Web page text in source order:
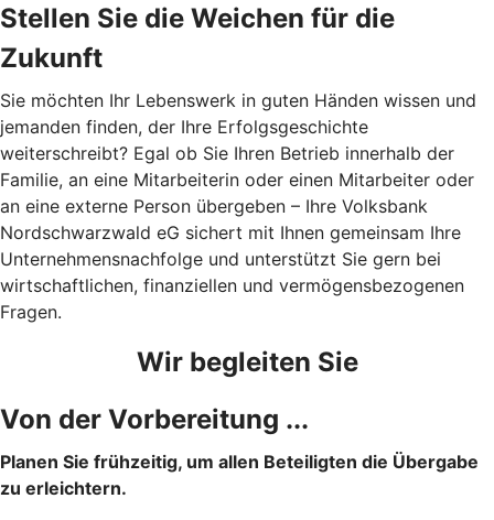
Stellen Sie die Weichen für die
Zukunft
Sie möchten Ihr Lebenswerk in guten Händen wissen und
jemanden finden, der Ihre Erfolgsgeschichte
weiterschreibt? Egal ob Sie Ihren Betrieb innerhalb der
Familie, an eine Mitarbeiterin oder einen Mitarbeiter oder
an eine externe Person übergeben – Ihre Volksbank
Nordschwarzwald eG sichert mit Ihnen gemeinsam Ihre
Unternehmensnachfolge und unterstützt Sie gern bei
wirtschaftlichen, finanziellen und vermögensbezogenen
Fragen.
Wir begleiten Sie
Von der Vorbereitung ...
Planen Sie frühzeitig, um allen Beteiligten die Übergabe
zu erleichtern.